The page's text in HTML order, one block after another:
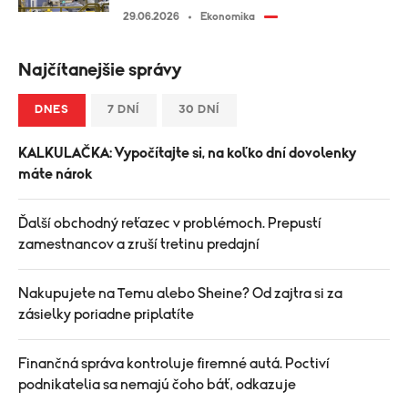
29.06.2026 Ekonomika
Najčítanejšie správy
DNES 7 DNÍ 30 DNÍ
KALKULAČKA: Vypočítajte si, na koľko dní dovolenky
máte nárok
Ďalší obchodný reťazec v problémoch. Prepustí
zamestnancov a zruší tretinu predajní
Nakupujete na Temu alebo Sheine? Od zajtra si za
zásielky poriadne priplatíte
Finančná správa kontroluje firemné autá. Poctiví
podnikatelia sa nemajú čoho báť, odkazuje